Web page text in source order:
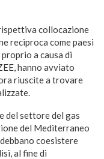
collocazione
reciproca come paesi
a causa di
hanno avviato
riuscite a trovare
del settore del gas
del Mediterraneo
coesistere
al fine di